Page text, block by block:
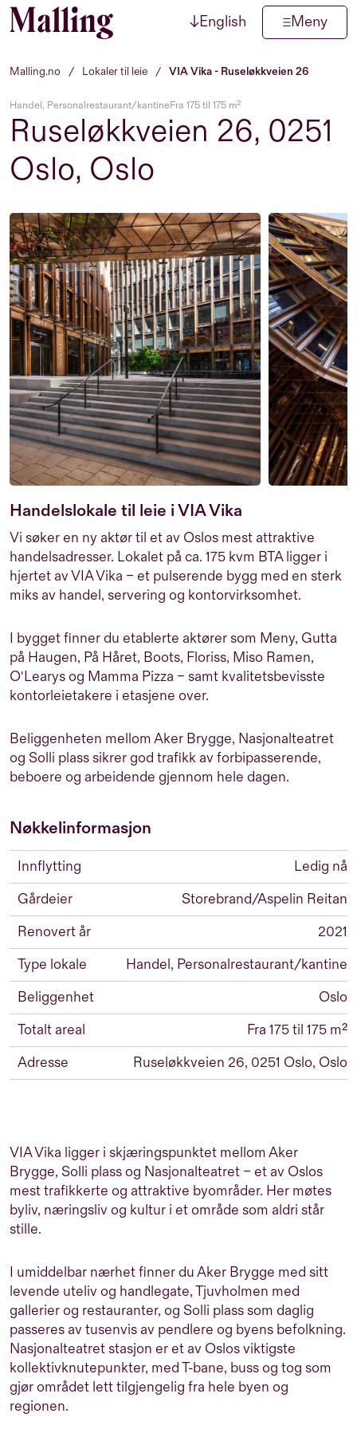
Hopp til innhold ↓English Meny
Malling.no / Lokaler til leie / VIA Vika - Ruseløkkveien 26
Handel, Personalrestaurant/kantineFra 175 til 175 m²
Ruseløkkveien 26, 0251
Oslo, Oslo
Handelslokale til leie i VIA Vika
Vi søker en ny aktør til et av Oslos mest attraktive
handelsadresser. Lokalet på ca. 175 kvm BTA ligger i
hjertet av VIA Vika – et pulserende bygg med en sterk
miks av handel, servering og kontorvirksomhet.
I bygget finner du etablerte aktører som Meny, Gutta
på Haugen, På Håret, Boots, Floriss, Miso Ramen,
O'Learys og Mamma Pizza – samt kvalitetsbevisste
kontorleietakere i etasjene over.
Beliggenheten mellom Aker Brygge, Nasjonalteatret
og Solli plass sikrer god trafikk av forbipasserende,
beboere og arbeidende gjennom hele dagen.
Nøkkelinformasjon
Innflytting
Ledig nå
Gårdeier
Storebrand/Aspelin Reitan
Renovert år
2021
Type lokale
Handel, Personalrestaurant/kantine
Beliggenhet
Oslo
Totalt areal
Fra 175 til 175 m²
Adresse
Ruseløkkveien 26, 0251 Oslo, Oslo
VIA Vika ligger i skjæringspunktet mellom Aker
Brygge, Solli plass og Nasjonalteatret – et av Oslos
mest trafikkerte og attraktive byområder. Her møtes
byliv, næringsliv og kultur i et område som aldri står
stille.
I umiddelbar nærhet finner du Aker Brygge med sitt
levende uteliv og handlegate, Tjuvholmen med
gallerier og restauranter, og Solli plass som daglig
passeres av tusenvis av pendlere og byens befolkning.
Nasjonalteatret stasjon er et av Oslos viktigste
kollektivknutepunkter, med T-bane, buss og tog som
gjør området lett tilgjengelig fra hele byen og
regionen.